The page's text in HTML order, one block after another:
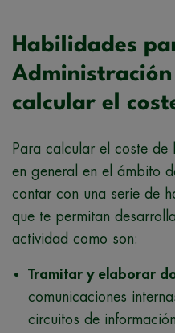
Habilidades
Administración
calcular el
Para calcular el coste
en general en el ámbito
contar con una serie de
que te permitan
actividad como son:
Tramitar y elaborar
comunicaciones
circuitos de